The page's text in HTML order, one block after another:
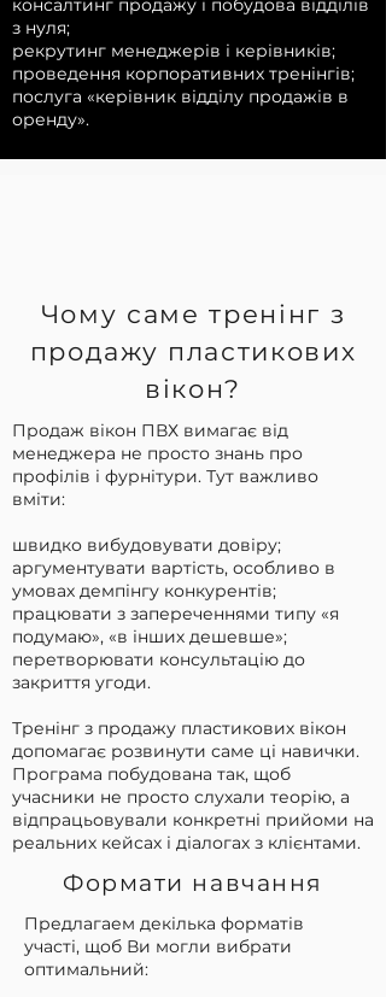
консалтинг продажу і побудова відділів
з нуля;
рекрутинг менеджерів і керівників;
проведення корпоративних тренінгів;
послуга «керівник відділу продажів в
оренду».
Чому саме тренінг з
продажу пластикових
вікон?
Продаж вікон ПВХ вимагає від
менеджера не просто знань про
профілів і фурнітури. Тут важливо
вміти:
швидко вибудовувати довіру;
аргументувати вартість, особливо в
умовах демпінгу конкурентів;
працювати з запереченнями типу «я
подумаю», «в інших дешевше»;
перетворювати консультацію до
закриття угоди.
Тренінг з продажу пластикових вікон
допомагає розвинути саме ці навички.
Програма побудована так, щоб
учасники не просто слухали теорію, а
відпрацьовували конкретні прийоми на
реальних кейсах і діалогах з клієнтами.
Формати навчання
Предлагаем декілька форматів
участі, щоб Ви могли вибрати
оптимальний: